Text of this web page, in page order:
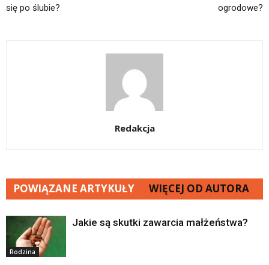
się po ślubie?
ogrodowe?
Redakcja
POWIĄZANE ARTYKUŁY WIĘCEJ OD AUTORA
Rodzina
Jakie są skutki zawarcia małżeństwa?